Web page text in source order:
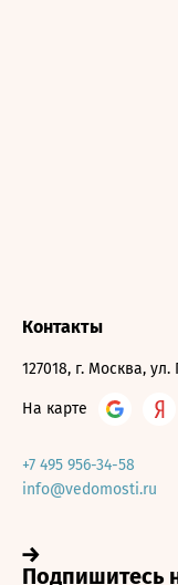
Контакты
127018, г. Москва,
На карте
+7 495 956-34-58
info@vedomosti.ru